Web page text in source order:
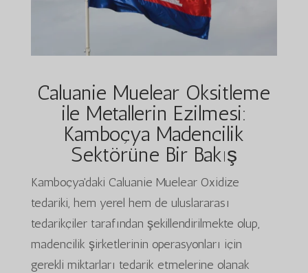
Caluanie Muelear Oksitleme
ile Metallerin Ezilmesi:
Kamboçya Madencilik
Sektörüne Bir Bakış
Kamboçya'daki Caluanie Muelear Oxidize
tedariki, hem yerel hem de uluslararası
tedarikçiler tarafından şekillendirilmekte olup,
madencilik şirketlerinin operasyonları için
gerekli miktarları tedarik etmelerine olanak